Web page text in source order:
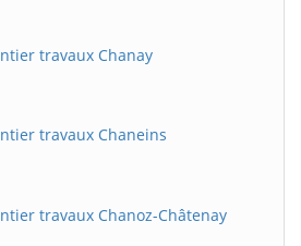
travaux Chanay
travaux Chaneins
travaux Chanoz-Châtenay